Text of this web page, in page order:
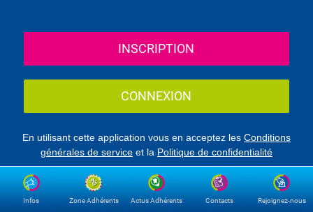
INSCRIPTION
CONNEXION
En utilisant cette application vous en acceptez les Conditions
générales de service et la Politique de confidentialité
Infos Zone Adhérents Actus Adhérents Contacts Rejoignez-nous